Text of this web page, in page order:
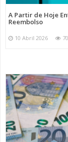
A Partir de Hoje
Reembolso
10 Abril 2026